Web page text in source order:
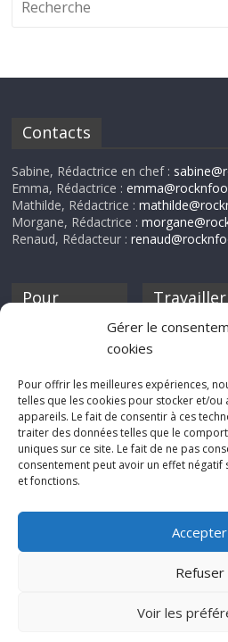
Gérer le
cookies
Pour offrir les meilleures expériences,
telles que les cookies pour stocker et/
appareils. Le fait de consentir à ces
traiter des données telles que le
uniques sur ce site. Le fait de ne pas
consentement peut avoir un effet
et fonctions.
Accepter
Refuser
Voir les
Contacts
Sabine, Rédactrice en chef :
Emma, Rédactrice :
Mathilde, Rédactrice :
Morgane, Rédactrice :
Renaud, Rédacteur :
Pour
discothèque
Travailler
Si tu souhaites
Rocknfool,
pas à nous
tes
concerts, de
séries ou des
d'humeur :
net